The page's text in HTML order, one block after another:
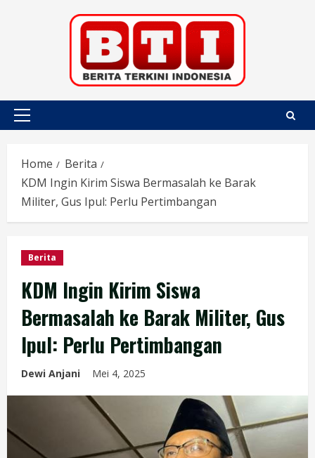
Primary
Home
Berita
KDM Ingin Kirim Siswa Bermasalah ke Barak
Militer, Gus Ipul: Perlu Pertimbangan
Berita
KDM Ingin Kirim Siswa
Bermasalah ke Barak Militer, Gus
Ipul: Perlu Pertimbangan
Dewi Anjani Mei 4, 2025